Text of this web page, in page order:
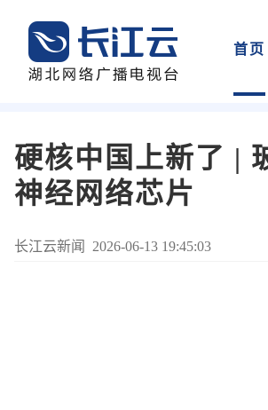
首页
硬核中国上新了 |
神经网络芯片
长江云新闻 2026-06-13 19:45:03